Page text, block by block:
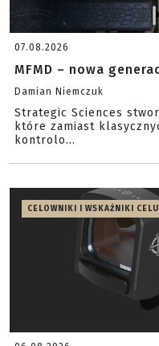
07.08.2026
MFMD – nowa
Damian Niemczuk
Strategic Sciences
które zamiast
kontrolo...
CELOWNIKI I WSKAŹNIKI CELU